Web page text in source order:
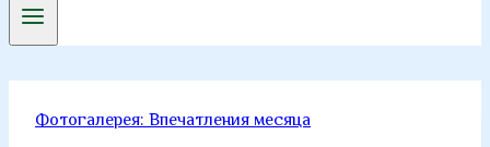
Фотогалерея: Впечатления месяца